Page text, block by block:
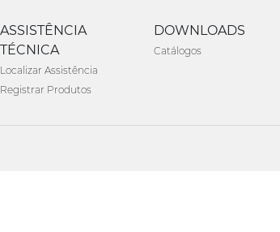
ASSISTÊNCIA
TÉCNICA
Localizar Assistência
Registrar Produtos
DOWNLOADS
Catálogos